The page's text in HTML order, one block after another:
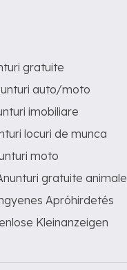
gratuite
auto/moto
imobiliare
locuri de munca
moto
gratuite animale
Apróhirdetés
Kleinanzeigen